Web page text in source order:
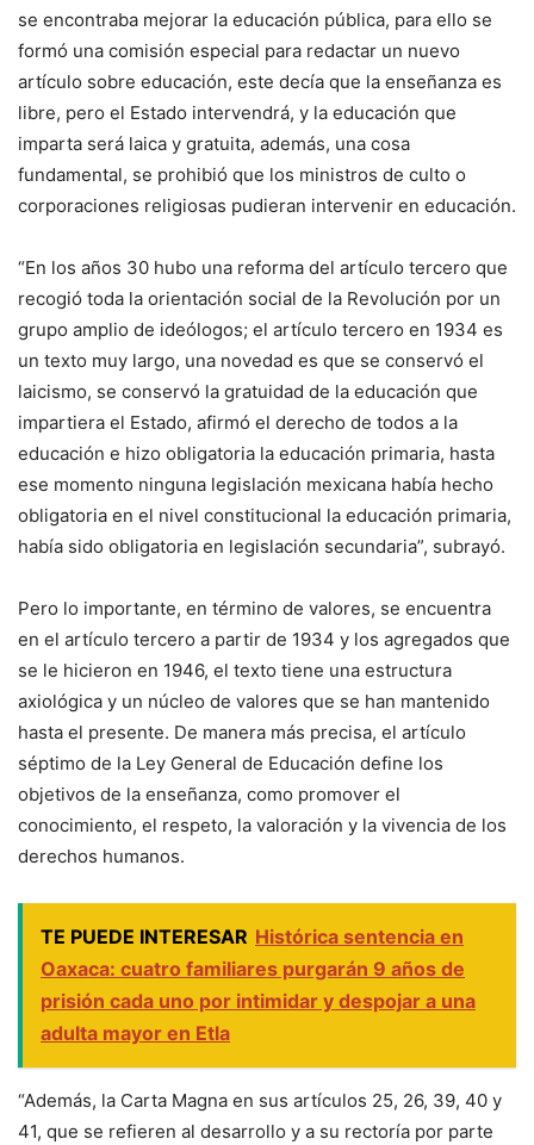
se encontraba mejorar la educación pública, para ello se
formó una comisión especial para redactar un nuevo
artículo sobre educación, este decía que la enseñanza es
libre, pero el Estado intervendrá, y la educación que
imparta será laica y gratuita, además, una cosa
fundamental, se prohibió que los ministros de culto o
corporaciones religiosas pudieran intervenir en educación.
“En los años 30 hubo una reforma del artículo tercero que
recogió toda la orientación social de la Revolución por un
grupo amplio de ideólogos; el artículo tercero en 1934 es
un texto muy largo, una novedad es que se conservó el
laicismo, se conservó la gratuidad de la educación que
impartiera el Estado, afirmó el derecho de todos a la
educación e hizo obligatoria la educación primaria, hasta
ese momento ninguna legislación mexicana había hecho
obligatoria en el nivel constitucional la educación primaria,
había sido obligatoria en legislación secundaria”, subrayó.
Pero lo importante, en término de valores, se encuentra
en el artículo tercero a partir de 1934 y los agregados que
se le hicieron en 1946, el texto tiene una estructura
axiológica y un núcleo de valores que se han mantenido
hasta el presente. De manera más precisa, el artículo
séptimo de la Ley General de Educación define los
objetivos de la enseñanza, como promover el
conocimiento, el respeto, la valoración y la vivencia de los
derechos humanos.
TE PUEDE INTERESAR Histórica sentencia en
Oaxaca: cuatro familiares purgarán 9 años de
prisión cada uno por intimidar y despojar a una
adulta mayor en Etla
“Además, la Carta Magna en sus artículos 25, 26, 39, 40 y
41, que se refieren al desarrollo y a su rectoría por parte